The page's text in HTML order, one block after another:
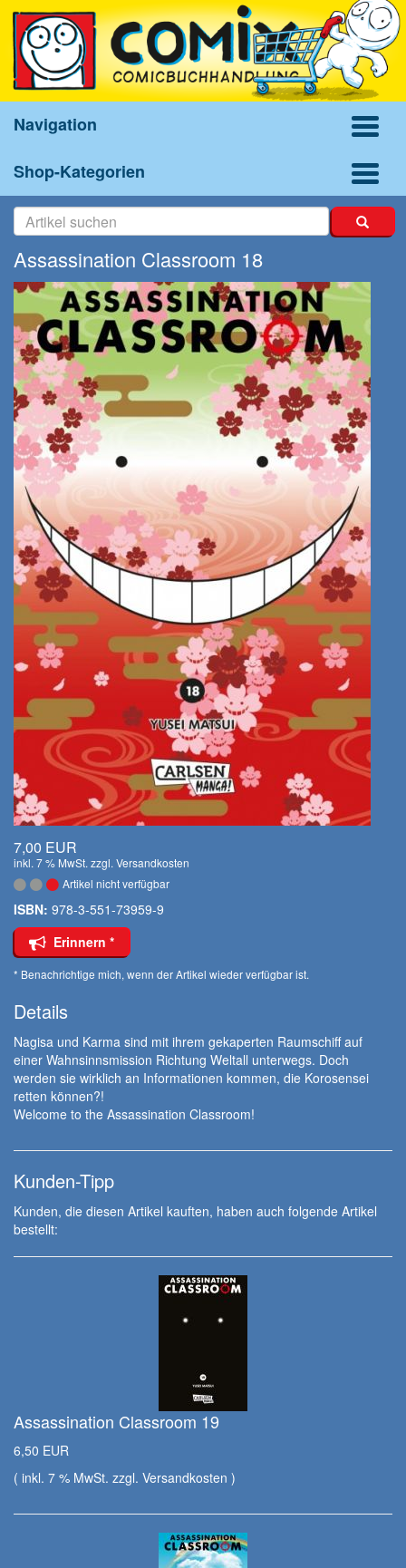
Navigation
Shop-Kategorien
Assassination Classroom 18
7,00 EUR
inkl. 7 % MwSt. zzgl. Versandkosten
Artikel nicht verfügbar
ISBN: 978-3-551-73959-9
Erinnern *
* Benachrichtige mich, wenn der Artikel wieder verfügbar ist.
Details
Nagisa und Karma sind mit ihrem gekaperten Raumschiff auf
einer Wahnsinnsmission Richtung Weltall unterwegs. Doch
werden sie wirklich an Informationen kommen, die Korosensei
retten können?!
Welcome to the Assassination Classroom!
Kunden-Tipp
Kunden, die diesen Artikel kauften, haben auch folgende Artikel
bestellt:
Assassination Classroom 19
6,50 EUR
( inkl. 7 % MwSt. zzgl. Versandkosten )